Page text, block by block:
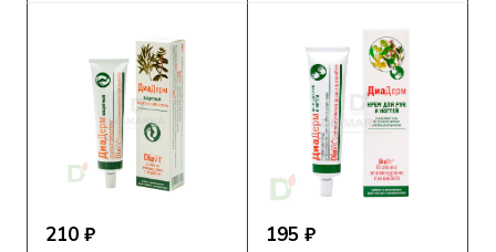
210 ₽ 195 ₽